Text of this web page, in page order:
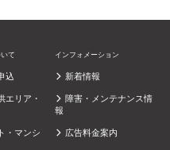
て
込
エリア・
・マンシ
インフォメーション
新着情報
障害・メンテナンス情
報
広告料金案内